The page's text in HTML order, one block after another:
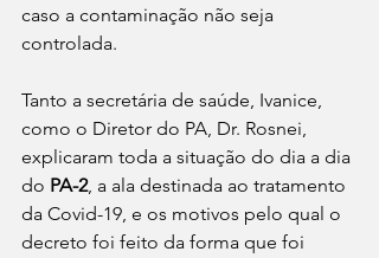
caso a contaminação não seja
controlada.
Tanto a secretária de saúde, Ivanice,
como o Diretor do PA, Dr. Rosnei,
explicaram toda a situação do dia a dia
do PA-2, a ala destinada ao tratamento
da Covid-19, e os motivos pelo qual o
decreto foi feito da forma que foi